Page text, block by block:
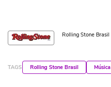
Rolling Stone Brasil
TAGS Rolling Stone Brasil Música